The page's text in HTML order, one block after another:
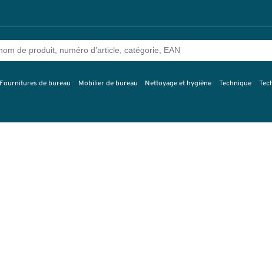
Fournitures de bureau Mobilier de bureau Nettoyage et hygiène Technique